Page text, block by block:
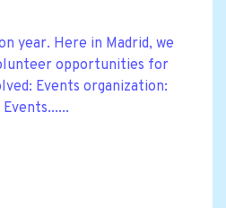
year. Here in Madrid, we
opportunities for
Events organization: